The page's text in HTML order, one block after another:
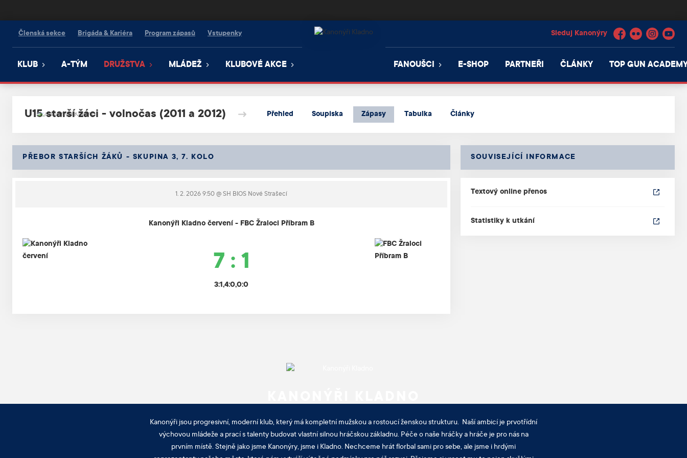
Členská sekce Brigáda & Kariéra Program zápasů Vstupenky
Facebook
Flickr InstagramYouTube
KLUB A-TÝM DRUŽSTVA MLÁDEŽ KLUBOVÉ AKCE FANOUŠCI E-SHOP PARTNEŘI ČLÁNKY TOP GUN
U15 starší žáci - volnočas (2011 a 2012) Přehled Soupiska Zápasy Tabulka Články
PŘEBOR STARŠÍCH ŽÁKŮ - SKUPINA 3, 7. KOLO
1. 2. 2026 9:50 @ SH BIOS Nové Strašecí
Kanonýři Kladno červení - FBC Žraloci Příbram B
7 : 1
3:1,4:0,0:0
SOUVISEJÍCÍ INFORMACE
Textový online přenos
Statistiky k utkání
Kanonýři jsou progresivní, moderní klub, který má kompletní mužskou a rostoucí ženskou strukturu. Naší ambicí je prvotřídní
výchovou mládeže a prací s talenty budovat vlastní silnou hráčskou základnu. Péče o naše hráčky a hráče je pro nás na
prvním místě. Stejně jako jsme Kanonýry, jsme i Kladno. Nechceme hrát florbal sami pro sebe, ale jsme i hrdými